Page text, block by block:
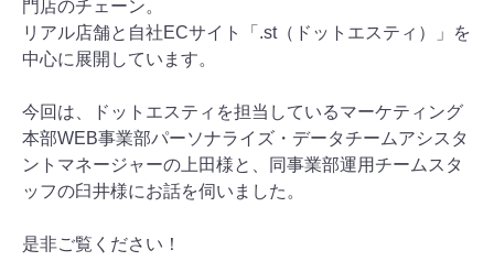
門店のチェーン。
リアル店舗と自社ECサイト「.st（ドットエスティ）」を
中心に展開しています。
今回は、ドットエスティを担当しているマーケティング
本部WEB事業部パーソナライズ・データチームアシスタ
ントマネージャーの上田様と、同事業部運用チームスタ
ッフの臼井様にお話を伺いました。
是非ご覧ください！